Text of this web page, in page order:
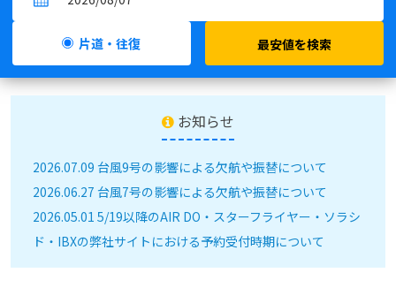
片道・往復 最安値を検索
お知らせ
2026.07.09 台風9号の影響による欠航や振替について
2026.06.27 台風7号の影響による欠航や振替について
2026.05.01 5/19以降のAIR DO・スターフライヤー・ソラシ
ド・IBXの弊社サイトにおける予約受付時期について